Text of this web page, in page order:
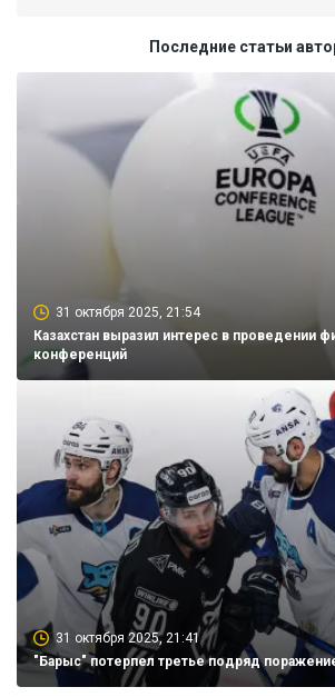
Последние статьи
31 октября 2025, 21:54
Казахстан выразил интерес в проведении
конференций
31 октября 2025, 21:41
"Барыс" потерпел третье подряд